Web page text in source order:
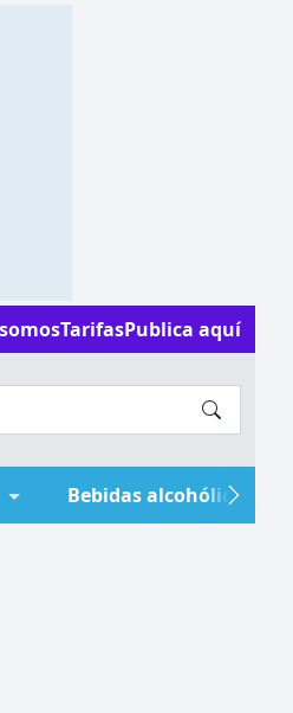
TarifasPublica aquí
Bebidas alcohólicas